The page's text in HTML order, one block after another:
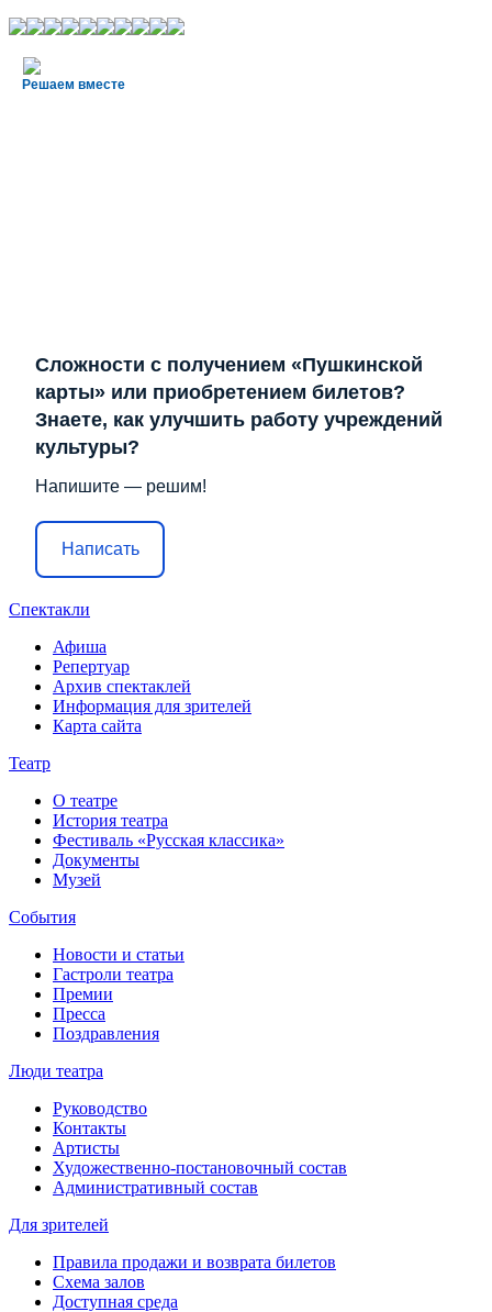
Решаем вместе
Сложности с получением «Пушкинской
карты» или приобретением билетов?
Знаете, как улучшить работу учреждений
культуры?
Напишите — решим!
Написать
Спектакли
Афиша
Репертуар
Архив спектаклей
Информация для зрителей
Карта сайта
Театр
О театре
История театра
Фестиваль «Русская классика»
Документы
Музей
События
Новости и статьи
Гастроли театра
Премии
Пресса
Поздравления
Люди театра
Руководство
Контакты
Артисты
Художественно-постановочный состав
Административный состав
Для зрителей
Правила продажи и возврата билетов
Схема залов
Доступная среда